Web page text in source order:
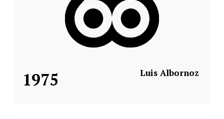
1975 Luis Albornoz